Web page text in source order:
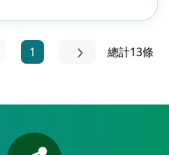
1 總計13條